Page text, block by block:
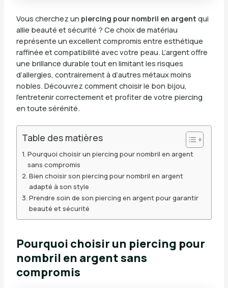
Vous cherchez un piercing pour nombril en argent qui
allie beauté et sécurité ? Ce choix de matériau
représente un excellent compromis entre esthétique
raffinée et compatibilité avec votre peau. L’argent offre
une brillance durable tout en limitant les risques
d’allergies, contrairement à d’autres métaux moins
nobles. Découvrez comment choisir le bon bijou,
l’entretenir correctement et profiter de votre piercing
en toute sérénité.
Table des matières
Pourquoi choisir un piercing pour nombril en argent
sans compromis
Bien choisir son piercing pour nombril en argent
adapté à son style
Prendre soin de son piercing en argent pour garantir
beauté et sécurité
Pourquoi choisir un piercing pour
nombril en argent sans
compromis